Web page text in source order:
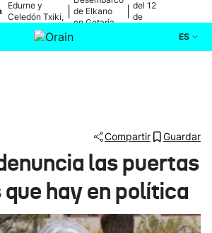
Edurne y
Celedón Txiki,
en directo
de Elkano
en Getaria
del 12
de
ES
Ikusmiran
Eguraldia
Compartir Guardar
las puertas
hay en política